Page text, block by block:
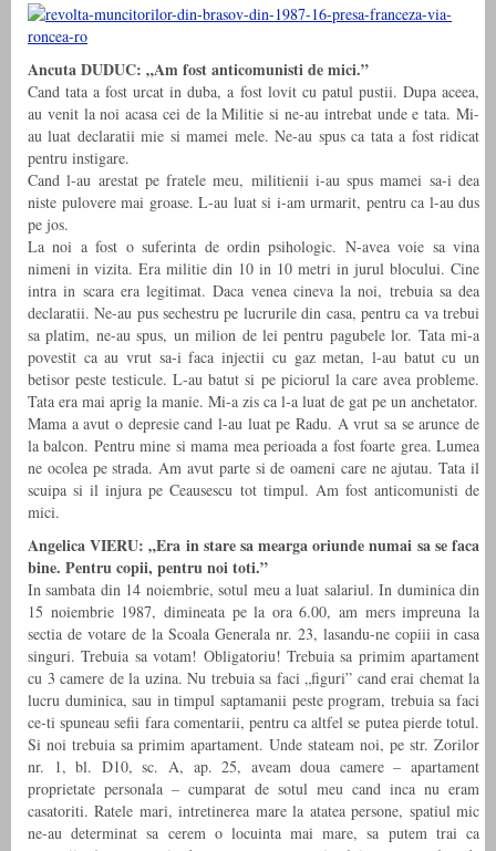
Ancuta DUDUC: „Am fost anticomunisti de mici.”
Cand tata a fost urcat in duba, a fost lovit cu patul pustii. Dupa aceea,
au venit la noi acasa cei de la Militie si ne-au intrebat unde e tata. Mi-
au luat declaratii mie si mamei mele. Ne-au spus ca tata a fost ridicat
pentru instigare.
Cand l-au arestat pe fratele meu, militienii i-au spus mamei sa-i dea
niste pulovere mai groase. L-au luat si i-am urmarit, pentru ca l-au dus
pe jos.
La noi a fost o suferinta de ordin psihologic. N-avea voie sa vina
nimeni in vizita. Era militie din 10 in 10 metri in jurul blocului. Cine
intra in scara era legitimat. Daca venea cineva la noi, trebuia sa dea
declaratii. Ne-au pus sechestru pe lucrurile din casa, pentru ca va trebui
sa platim, ne-au spus, un milion de lei pentru pagubele lor. Tata mi-a
povestit ca au vrut sa-i faca injectii cu gaz metan, l-au batut cu un
betisor peste testicule. L-au batut si pe piciorul la care avea probleme.
Tata era mai aprig la manie. Mi-a zis ca l-a luat de gat pe un anchetator.
Mama a avut o depresie cand l-au luat pe Radu. A vrut sa se arunce de
la balcon. Pentru mine si mama mea perioada a fost foarte grea. Lumea
ne ocolea pe strada. Am avut parte si de oameni care ne ajutau. Tata il
scuipa si il injura pe Ceausescu tot timpul. Am fost anticomunisti de
mici.
Angelica VIERU: „Era in stare sa mearga oriunde numai sa se faca
bine. Pentru copii, pentru noi toti.”
In sambata din 14 noiembrie, sotul meu a luat salariul. In duminica din
15 noiembrie 1987, dimineata pe la ora 6.00, am mers impreuna la
sectia de votare de la Scoala Generala nr. 23, lasandu-ne copiii in casa
singuri. Trebuia sa votam! Obligatoriu! Trebuia sa primim apartament
cu 3 camere de la uzina. Nu trebuia sa faci „figuri” cand erai chemat la
lucru duminica, sau in timpul saptamanii peste program, trebuia sa faci
ce-ti spuneau sefii fara comentarii, pentru ca altfel se putea pierde totul.
Si noi trebuia sa primim apartament. Unde stateam noi, pe str. Zorilor
nr. 1, bl. D10, sc. A, ap. 25, aveam doua camere – apartament
proprietate personala – cumparat de sotul meu cand inca nu eram
casatoriti. Ratele mari, intretinerea mare la atatea persone, spatiul mic
ne-au determinat sa cerem o locuinta mai mare, sa putem trai ca